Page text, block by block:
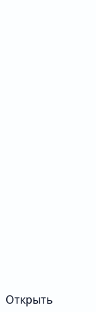
Открыть